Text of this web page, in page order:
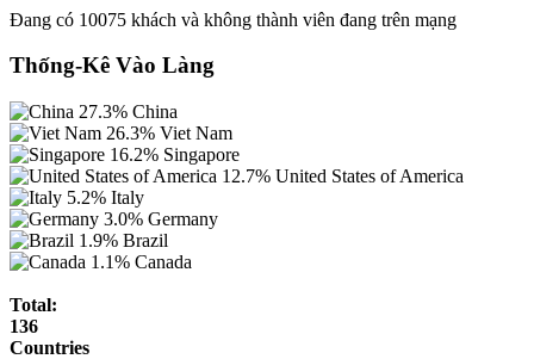
Đang có 10075 khách và không thành viên đang trên mạng
Thống-Kê Vào Làng
27.3% China
26.3% Viet Nam
16.2% Singapore
12.7% United States of America
5.2% Italy
3.0% Germany
1.9% Brazil
1.1% Canada
Total:
136
Countries